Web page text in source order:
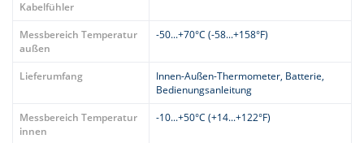
Kabelfühler
Messbereich Temperatur
außen
-50...+70°C (-58...+158°F)
Lieferumfang
Innen-Außen-Thermometer, Batterie,
Bedienungsanleitung
Messbereich Temperatur
innen
-10...+50°C (+14...+122°F)